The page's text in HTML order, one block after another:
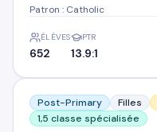
Patron : Catholic
ÉLÈVES
652
PTR
13.9:1
Mercy College Coolock
Post-Primary Filles
1,5 classe spécialisée